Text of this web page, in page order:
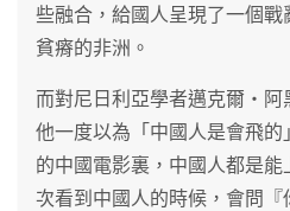
些融合，給國人呈現了一個戰
貧瘠的非洲。
而對尼日利亞學者邁克爾‧阿
他一度以為「中國人是會飛
的中國電影裏，中國人都是
次看到中國人的時候，會問『